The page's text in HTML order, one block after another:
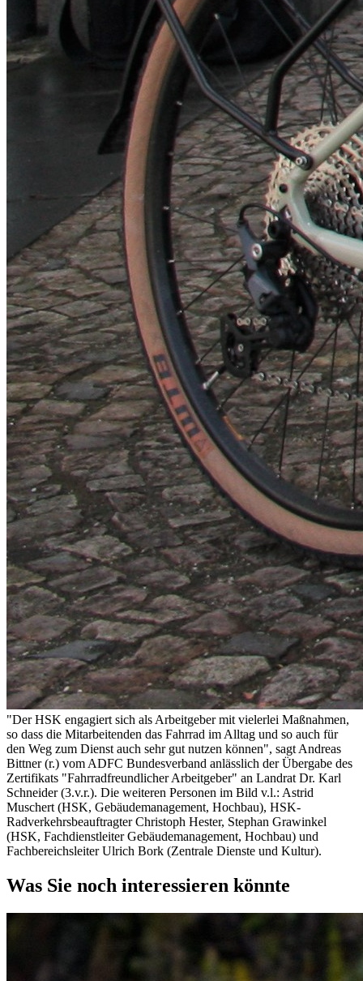
"Der HSK engagiert sich als Arbeitgeber mit vielerlei Maßnahmen,
so dass die Mitarbeitenden das Fahrrad im Alltag und so auch für
den Weg zum Dienst auch sehr gut nutzen können", sagt Andreas
Bittner (r.) vom ADFC Bundesverband anlässlich der Übergabe des
Zertifikats "Fahrradfreundlicher Arbeitgeber" an Landrat Dr. Karl
Schneider (3.v.r.). Die weiteren Personen im Bild v.l.: Astrid
Muschert (HSK, Gebäudemanagement, Hochbau), HSK-
Radverkehrsbeauftragter Christoph Hester, Stephan Grawinkel
(HSK, Fachdienstleiter Gebäudemanagement, Hochbau) und
Fachbereichsleiter Ulrich Bork (Zentrale Dienste und Kultur).
Was Sie noch interessieren könnte